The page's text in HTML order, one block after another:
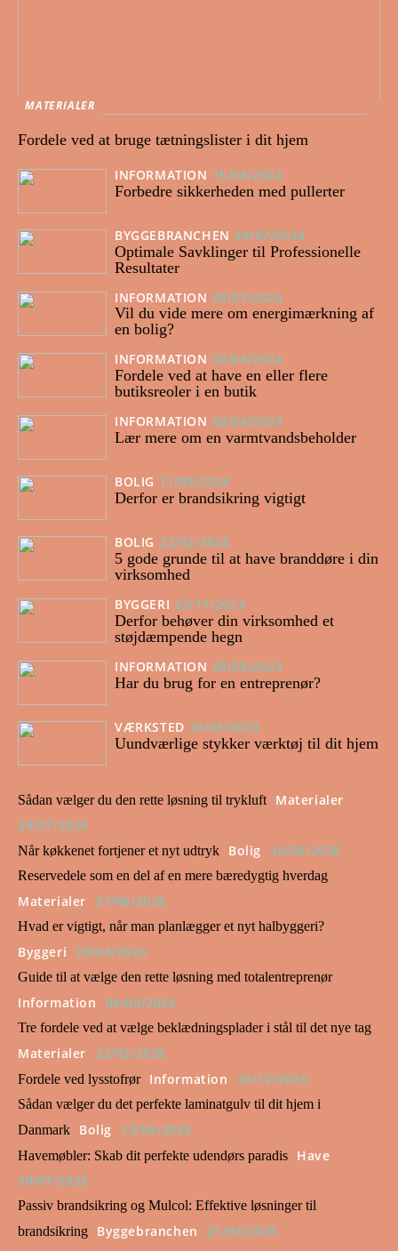
MATERIALER
Fordele ved at bruge tætningslister i dit hjem
INFORMATION 15/08/2024
Forbedre sikkerheden med pullerter
BYGGEBRANCHEN 29/07/2024
Optimale Savklinger til Professionelle
Resultater
INFORMATION 08/07/2024
Vil du vide mere om energimærkning af
en bolig?
INFORMATION 02/04/2024
Fordele ved at have en eller flere
butiksreoler i en butik
INFORMATION 02/04/2024
Lær mere om en varmtvandsbeholder
BOLIG 11/03/2024
Derfor er brandsikring vigtigt
BOLIG 22/02/2024
5 gode grunde til at have branddøre i din
virksomhed
BYGGERI 22/11/2023
Derfor behøver din virksomhed et
støjdæmpende hegn
INFORMATION 28/08/2023
Har du brug for en entreprenør?
VÆRKSTED 30/05/2023
Uundværlige stykker værktøj til dit hjem
Sådan vælger du den rette løsning til trykluft
Materialer
24/07/2026
Når køkkenet fortjener et nyt udtryk Bolig 30/06/2026
Reservedele som en del af en mere bæredygtig hverdag
Materialer 27/06/2026
Hvad er vigtigt, når man planlægger et nyt halbyggeri?
Byggeri 29/04/2026
Guide til at vælge den rette løsning med totalentreprenør
Information 08/04/2026
Tre fordele ved at vælge beklædningsplader i stål til det nye tag
Materialer 23/02/2026
Fordele ved lysstofrør Information 20/12/2025
Sådan vælger du det perfekte laminatgulv til dit hjem i
Danmark
Bolig 13/08/2025
Havemøbler: Skab dit perfekte udendørs paradis
Have
30/07/2025
Passiv brandsikring og Mulcol: Effektive løsninger til
brandsikring
Byggebranchen 21/03/2025